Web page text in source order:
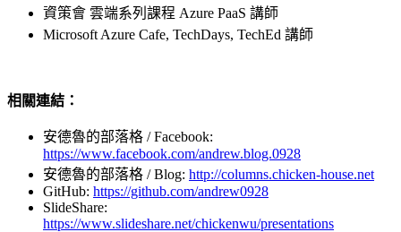
資策會 雲端系列課程 Azure PaaS 講師
Microsoft Azure Cafe, TechDays, TechEd 講師
相關連結：
安德魯的部落格 / Facebook:
https://www.facebook.com/andrew.blog.0928
安德魯的部落格 / Blog: http://columns.chicken-house.net
GitHub: https://github.com/andrew0928
SlideShare:
https://www.slideshare.net/chickenwu/presentations